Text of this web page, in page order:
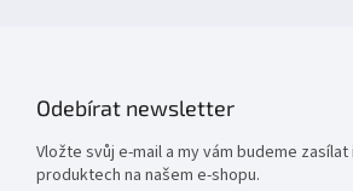
Odebírat newsletter
Vložte svůj e-mail a my vám budeme
produktech na našem e-shopu.